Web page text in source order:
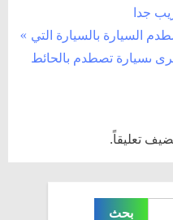
جدا
السيارة بالسيارة التي
ىسيارة تصطدم بالحائط
تعليقاً.